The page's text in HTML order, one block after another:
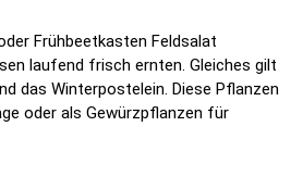
Frühbeetkasten Feldsalat
laufend frisch ernten. Gleiches gilt
das Winterpostelein. Diese Pflanzen
oder als Gewürzpflanzen für